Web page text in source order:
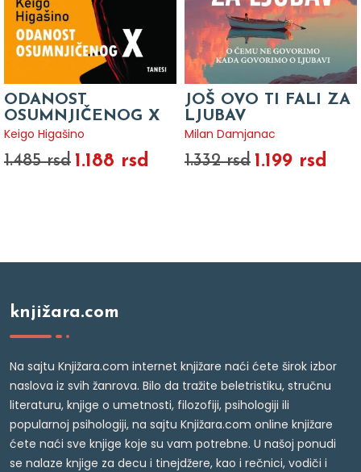
ODANOST
OSUMNJIČENOG X
Keigo Higašino
1.485 rsd 1.188 rsd
JOŠ OVO TI FALI ZA
LJUBAV
Milan Damjanac
1.332 rsd 1.199 rsd
knjižara.com
Na sajtu Knjižara.com internet knjižare naći ćete širok izbor
naslova iz svih žanrova. Bilo da tražite beletristiku, stručnu
literaturu, knjige o umetnosti, filozofiji, psihologiji ili
popularnoj psihologiji, na sajtu Knjižara.com online knjižare
ćete naći sve knjige koje su vam potrebne. U našoj ponudi
se nalaze knjige za decu i tinejdžere, kao i rečnici, vodiči i